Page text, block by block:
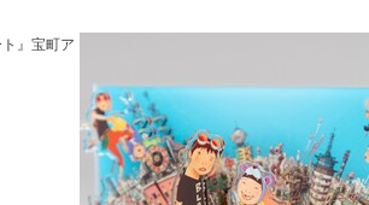
ト』宝町ア